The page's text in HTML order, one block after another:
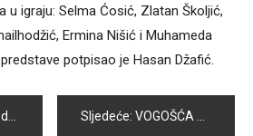
u igraju: Selma Ćosić, Zlatan Školjić,
Ermina Nišić i Muhameda
potpisao je Hasan Džafić.
djecu Sljedeće: VOGOŠĆA U ZNAKU MLADOSTI I SPORTA – ODRŽANE SPORTSKE IGRE MLADIH